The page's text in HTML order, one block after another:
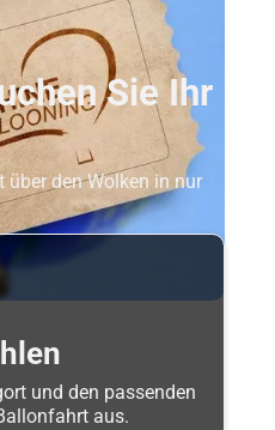
Sie Ihr
über den Wolken in nur
und den passenden
aus.